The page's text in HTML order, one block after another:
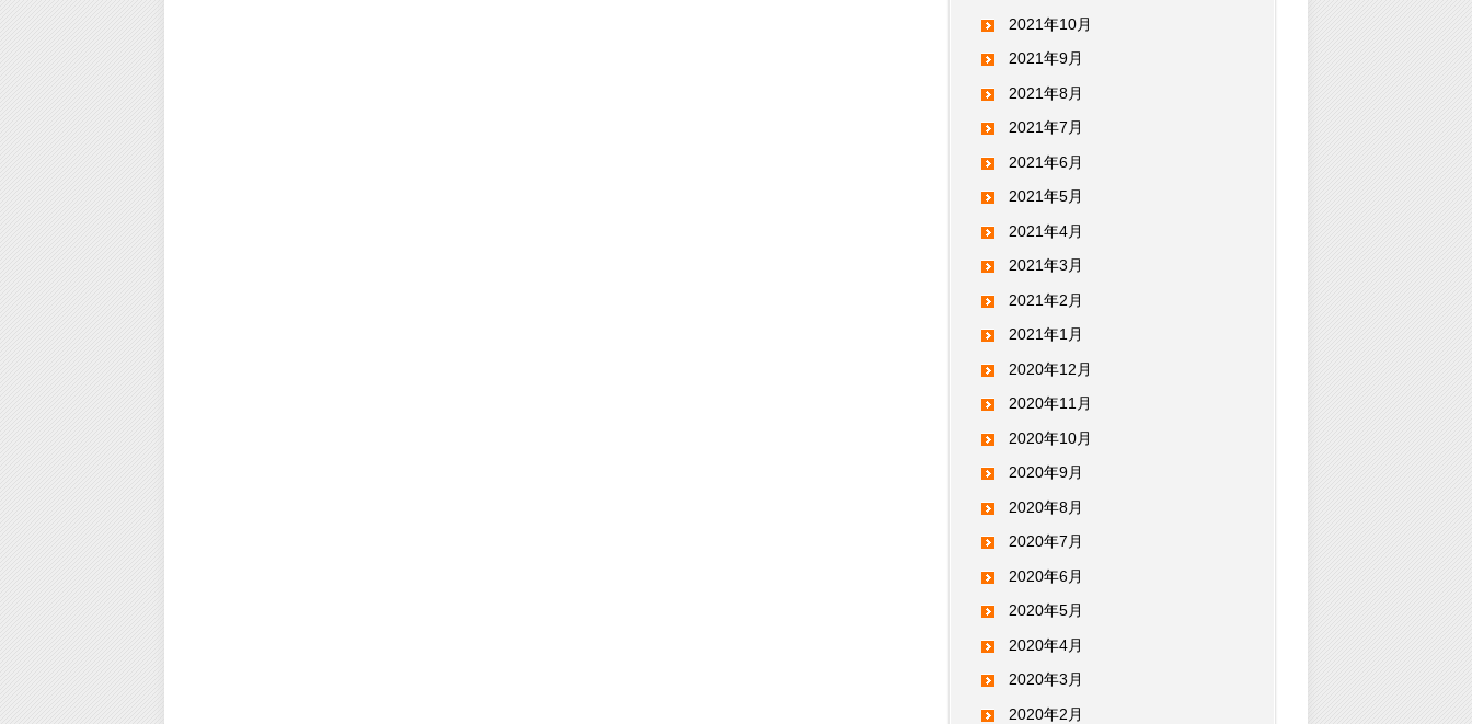
2021年10月
2021年9月
2021年8月
2021年7月
2021年6月
2021年5月
2021年4月
2021年3月
2021年2月
2021年1月
2020年12月
2020年11月
2020年10月
2020年9月
2020年8月
2020年7月
2020年6月
2020年5月
2020年4月
2020年3月
2020年2月